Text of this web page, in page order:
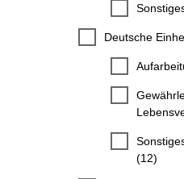
Deutsche
(12)